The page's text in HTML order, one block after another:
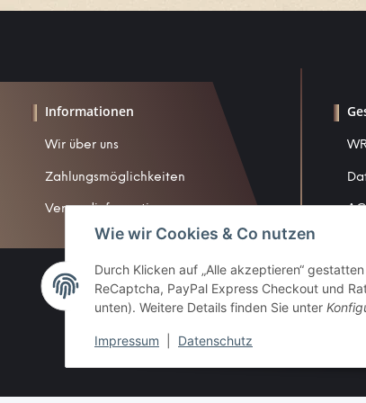
Informationen
Wir über uns
Zahlungsmöglichkeiten
Versandinformationen
Wie wir Cookies & Co nutzen
Durch Klicken auf „Alle akzeptieren“
ReCaptcha, PayPal Express Checkout und
unten). Weitere Details finden Sie unter
Impressum Datenschutz